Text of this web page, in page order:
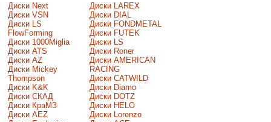
Диски Next
Диски VSN
Диски LS
FlowForming
Диски 1000Miglia
Диски ATS
Диски AZ
Диски Mickey
Thompson
Диски K&K
Диски СКАД
Диски КраМЗ
Диски AEZ
Диски LAREX
Диски DIAL
Диски FONDMETAL
Диски FUTEK
Диски LS
Диски Roner
Диски AMERICAN
RACING
Диски CATWILD
Диски Diamo
Диски DOTZ
Диски HELO
Диски Lorenzo